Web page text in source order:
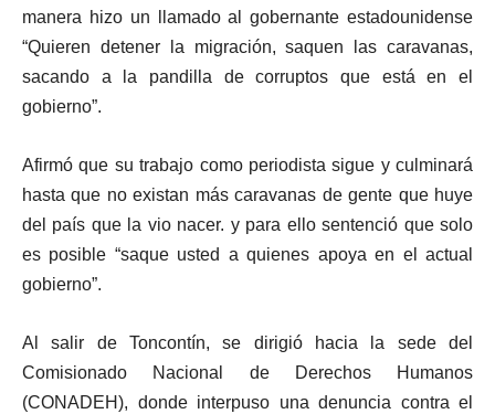
manera hizo un llamado al gobernante estadounidense
“Quieren detener la migración, saquen las caravanas,
sacando a la pandilla de corruptos que está en el
gobierno”.
Afirmó que su trabajo como periodista sigue y culminará
hasta que no existan más caravanas de gente que huye
del país que la vio nacer. y para ello sentenció que solo
es posible “saque usted a quienes apoya en el actual
gobierno”.
Al salir de Toncontín, se dirigió hacia la sede del
Comisionado Nacional de Derechos Humanos
(CONADEH), donde interpuso una denuncia contra el